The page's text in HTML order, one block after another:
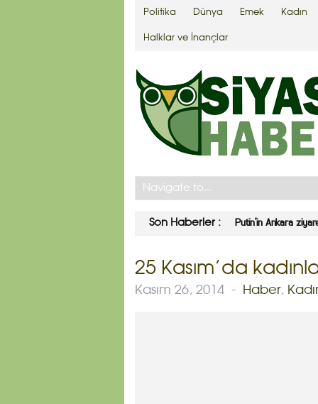
Politika Dünya Emek Kadın
Halklar ve İnançlar
Son Haberler : Putin’in Ankara
25 Kasım’da
Kasım 26, 2014 - Haber,